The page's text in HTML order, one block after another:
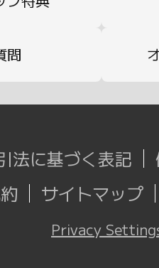
問
法に基づく表記
サイトマップ
Privacy